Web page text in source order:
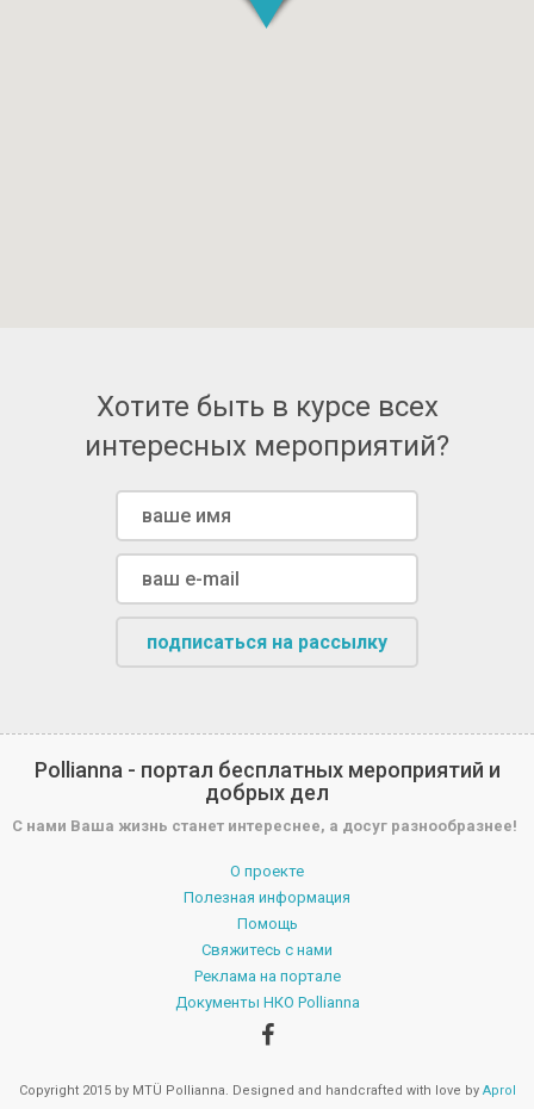
Хотите быть в курсе всех
интересных мероприятий?
подписаться на рассылку
Pollianna - портал бесплатных мероприятий и
добрых дел
С нами Ваша жизнь станет интереснее, а досуг разнообразнее!
О проекте
Полезная информация
Помощь
Свяжитесь с нами
Реклама на портале
Документы НКО Pollianna
Copyright 2015 by MTÜ Pollianna. Designed and handcrafted with love by Aprol